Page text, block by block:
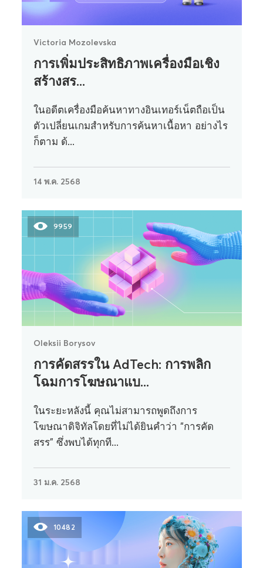
Victoria Mozolevska
การเพิ่มประสิทธิภาพเครื่องมือเชิง
สร้างสร...
ในอดีตเครื่องมือค้นหาทางอินเทอร์เน็ตถือเป็น
ตัวเปลี่ยนเกมสำหรับการค้นหาเนื้อหา อย่างไร
ก็ตาม ด้...
14 พ.ค. 2568
9959
Oleksii Borysov
การคัดสรรใน AdTech: การพลิก
โฉมการโฆษณาแบ...
ในระยะหลังนี้ คุณไม่สามารถพูดถึงการ
โฆษณาดิจิทัลโดยที่ไม่ได้ยินคำว่า “การคัด
สรร” ซึ่งพบได้ทุกที...
31 ม.ค. 2568
10482